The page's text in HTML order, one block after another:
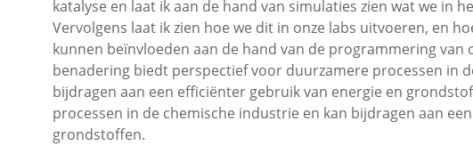
katalyse en laat ik aan de hand van simulaties zien wat we in
Vervolgens laat ik zien hoe we dit in onze labs uitvoeren, en
kunnen beïnvloeden aan de hand van de programmering van
benadering biedt perspectief voor duurzamere processen in
bijdragen aan een efficiënter gebruik van energie en
processen in de chemische industrie en kan bijdragen aan
grondstoffen.